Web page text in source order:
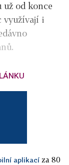
už od konce
využívají i
aplikací za 80